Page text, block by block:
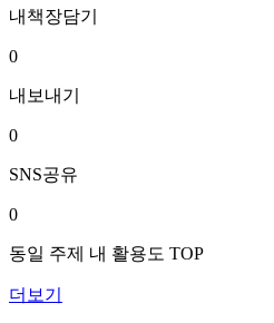
내책장담기
0
내보내기
0
SNS공유
0
동일 주제 내 활용도 TOP
더보기